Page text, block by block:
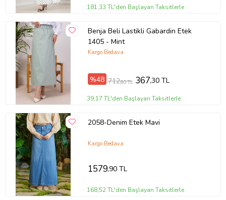
181,33 TL'den Başlayan Taksitlerle
Benja Beli Lastikli Gabardin Etek
1405 - Mint
Kargo Bedava
%48 712,80 TL 367,30 TL
39,17 TL'den Başlayan Taksitlerle
2058-Denim Etek Mavi
Kargo Bedava
1579,90 TL
168,52 TL'den Başlayan Taksitlerle